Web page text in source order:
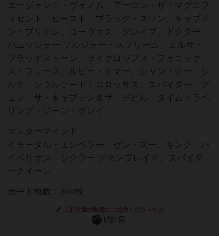
エージェント・ヴェノム、アーコン・ザ・マグニフ
ィセント、ビースト、ブラック・スワン、キャプテ
ン・ブリテン、コーヴァス・グレイブ、ドクター・
パニッシャー ソルジャー・スプリーム、エルサ・
ブラッドストーン、サイクロップス・フェニック
ス・フォース、ルビー・サマー、シャン・チー、シ
ルク、ソウルソード：コロッサス、スパイダー・グ
ェン、ザ・キャプテン＆ザ・デビル、タイムトラベ
リング・ジーン・グレイ
マスターマインド
イモータル・エンペラー・ゼン・ズー、キング・ハ
イペリオン、シクラー デモンブレイド、スパイダ
ークイーン
カード枚数：350枚
上記文章の執筆にご協力くださった方
時計男